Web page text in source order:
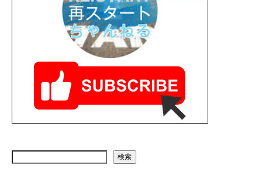
検索